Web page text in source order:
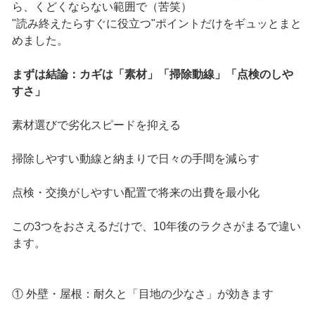
ら、くどくならない範囲で（苦笑）
"読み終えたらすぐに役立つ"ポイントだけをギュッとまと
めました。
まずは結論：カギは「素材」「掃除動線」「点検のしや
すさ」
素材選びで劣化スピードを抑える
掃除しやすい動線と納まりで日々の手間を減らす
点検・交換がしやすい配置で将来の出費を最小化
この3つをおさえるだけで、10年後のラクさがまるで違い
ます。
① 外壁・屋根：耐久と「目地の少なさ」が効きます